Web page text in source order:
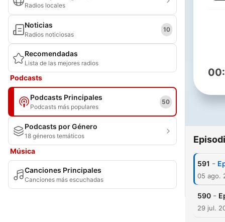
Radios locales
Noticias
Radios noticiosas
10
Recomendadas
Lista de las mejores radios
Podcasts
Podcasts Principales
Podcasts más populares
50
Podcasts por Género
18 géneros temáticos
Música
Canciones Principales
Canciones más escuchadas
591 -
05 ago.
590 -
29 jul.